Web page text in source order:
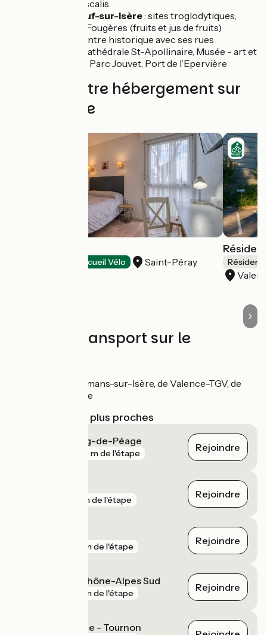
la Pogne Pascalis
Châteauneuf-sur-Isère: sites troglodytiques,
Ferme Clos Fougères (fruits et jus de fruits)
: centre historique avec ses rues
piétonnes, cathédrale St-Apollinaire, Musée - art et
archéologie, Parc Jouvet, Port de l’Epervière
Trouvez votre hébergement sur
cette étape
Accueil Vélo Saint-Péray
Trains et transport sur le
Gares de Romans-sur-Isère, de Valence-TGV, de
Valence-Ville
Gares SNCF les plus proches
Romans - Bourg-de-Péage
739 m de l'étape Rejoindre
1 km de l'étape Rejoindre
3 km de l'étape Rejoindre
Valence TGV Rhône-Alpes Sud
5 km de l'étape Rejoindre
Tain-l'Hermitage - Tournon